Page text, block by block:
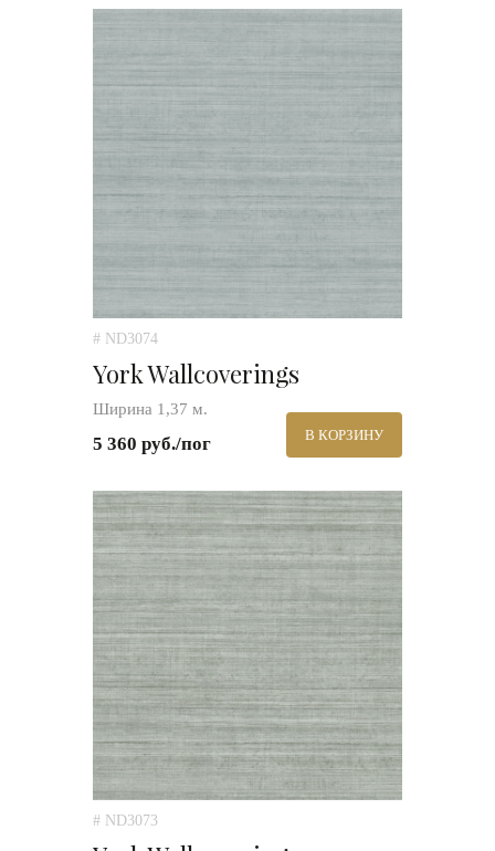
# ND3074
York Wallcoverings
Ширина 1,37 м.
5 360 руб./пог В КОРЗИНУ
# ND3073